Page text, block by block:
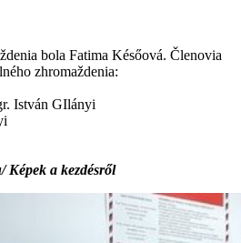
bola Fatima Későová. Členovia
zhromaždenia:
István GIlányi
Képek a kezdésről